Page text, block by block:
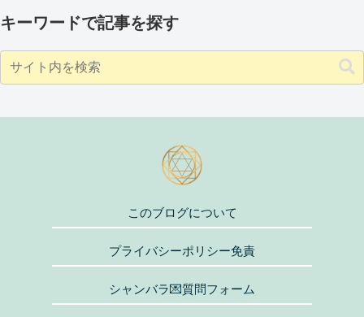
キーワードで記事を探す
このブログについて
プライバシーポリシー免責
シャンバラ💌質問フォーム